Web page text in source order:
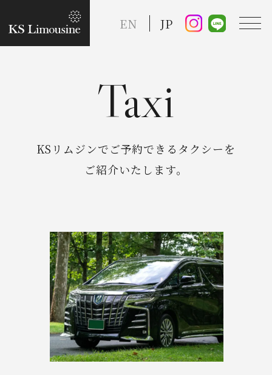
EN JP
Taxi Service
Reserve
News
Spot
Taxi
KSリムジンでご予約できるタクシーを
ご紹介いたします。